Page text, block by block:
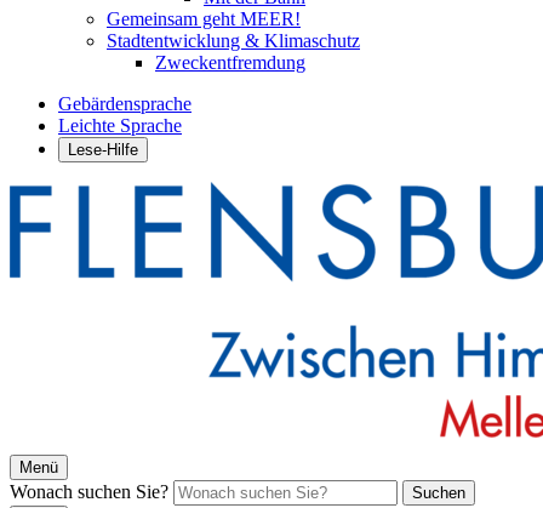
Gemeinsam geht MEER!
Stadtentwicklung & Klimaschutz
Zweckentfremdung
Gebärdensprache
Leichte Sprache
Lese-Hilfe
Menü
Wonach suchen Sie?
Suchen